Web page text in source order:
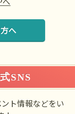
へ
SNS
ト情報などをい